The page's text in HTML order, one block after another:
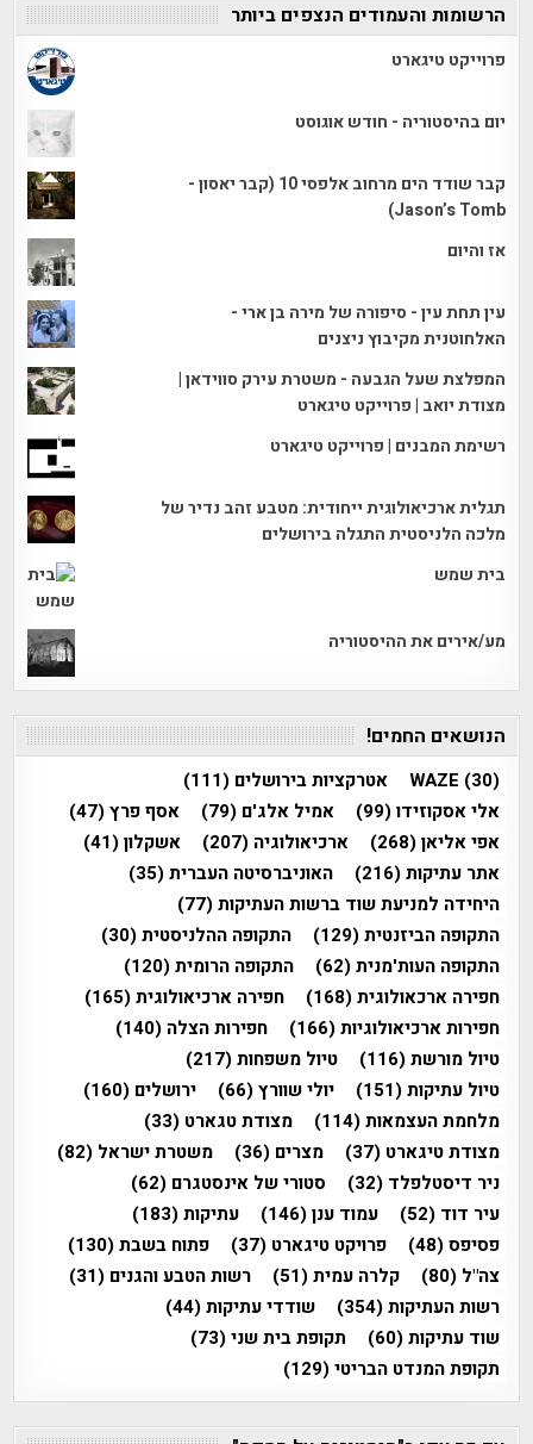
הרשומות והעמודים הנצפים ביותר
פרוייקט טיגארט
יום בהיסטוריה - חודש אוגוסט
קבר שודד הים מרחוב אלפסי 10 (קבר יאסון -
Jason’s Tomb)
אז והיום
עין תחת עין - סיפורה של מירה בן ארי -
האלחוטנית מקיבוץ ניצנים
המפלצת שעל הגבעה - משטרת עירק סווידאן |
מצודת יואב | פרוייקט טיגארט
רשימת המבנים | פרוייקט טיגארט
תגלית ארכיאולוגית ייחודית: מטבע זהב נדיר של
מלכה הלניסטית התגלה בירושלים
בית שמש
מע/אירים את ההיסטוריה
הנושאים החמים!
WAZE (30) אטרקציות בירושלים (111)
אלי אסקוזידו(99) אמיל אלג'ם (79) אסף פרץ(47)
אפי אליאן(268) ארכיאולוגיה (207) אשקלון(41)
אתר עתיקות(216) האוניברסיטה העברית(35)
היחידה למניעת שוד ברשות העתיקות(77)
התקופה הביזנטית(129) התקופה ההלניסטית(30)
התקופה העות'מנית(62) התקופה הרומית(120)
חפירה ארכאולוגית(168) חפירה ארכיאולוגית(165)
חפירות ארכיאולוגיות(166) חפירות הצלה (140)
טיול מורשת(116) טיול משפחות(217)
טיול עתיקות(151) יולי שוורץ(66) ירושלים (160)
מלחמת העצמאות(114) מצודת טגארט (33)
מצודת טיגארט (37) מצרים (36) משטרת ישראל (82)
ניר דיסטלפלד (32) סטורי של אינסטגרם (62)
עיר דוד (52) עמוד ענן(146) עתיקות(183)
פסיפס(48) פרויקט טיגארט (37) פתוח בשבת(130)
צה"ל (80) קלרה עמית(51) רשות הטבע והגנים (31)
רשות העתיקות(354) שודדי עתיקות(44)
שוד עתיקות(60) תקופת בית שני(73)
תקופת המנדט הבריטי(129)